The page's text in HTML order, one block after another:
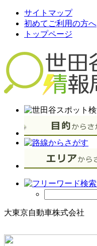
サイトマップ
初めてご利用の方へ
トップページ
大東京自動車株式会社